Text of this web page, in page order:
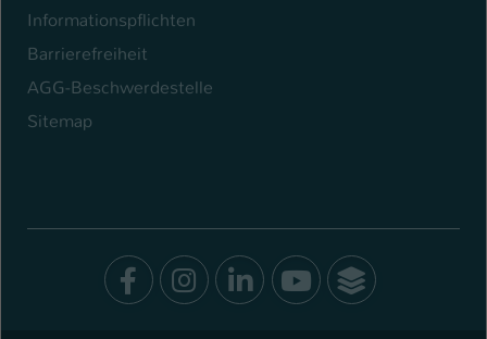
Informationspflichten
Barrierefreiheit
AGG-Beschwerdestelle
Sitemap
Facebook
Instagram
LinkedIn
Youtube